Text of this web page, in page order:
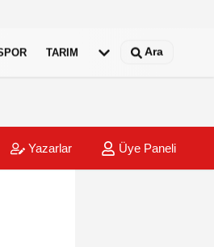
TARIM Ara
Yazarlar Üye Paneli